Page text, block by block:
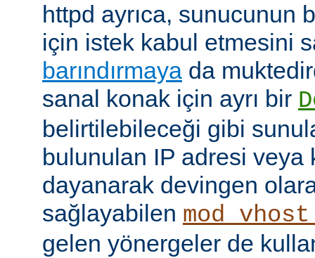
httpd ayrıca, sunucunun
için istek kabul etmesini
barındırmaya da
sanal konak için ayrı bir
belirtilebileceği gibi
bulunulan IP adresi veya
dayanarak devingen
sağlayabilen
gelen yönergeler de